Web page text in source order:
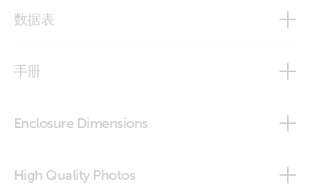
数据表
手册
Enclosure Dimensions
High Quality Photos